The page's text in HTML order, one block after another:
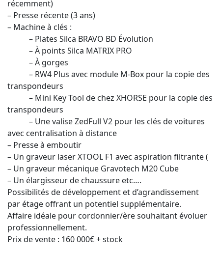
récemment)
– Presse récente (3 ans)
– Machine à clés :
– Plates Silca BRAVO BD Évolution
– À points Silca MATRIX PRO
– À gorges
– RW4 Plus avec module M-Box pour la copie des
transpondeurs
– Mini Key Tool de chez XHORSE pour la copie des
transpondeurs
– Une valise ZedFull V2 pour les clés de voitures
avec centralisation à distance
– Presse à emboutir
– Un graveur laser XTOOL F1 avec aspiration filtrante (
– Un graveur mécanique Gravotech M20 Cube
– Un élargisseur de chaussure etc….
Possibilités de développement et d’agrandissement
par étage offrant un potentiel supplémentaire.
Affaire idéale pour cordonnier/ère souhaitant évoluer
professionnellement.
Prix de vente : 160 000€ + stock